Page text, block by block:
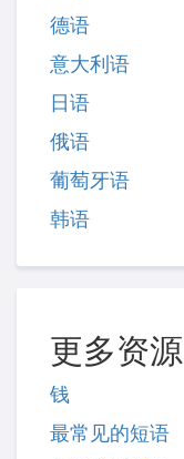
德语
意大利语
日语
俄语
葡萄牙语
韩语
更多资源
钱
最常见的短语